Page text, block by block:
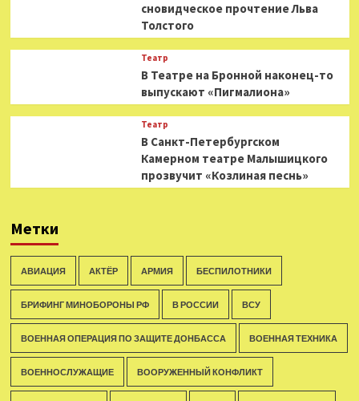
сновидческое прочтение Льва
Толстого
Театр
В Театре на Бронной наконец-то
выпускают «Пигмалиона»
Театр
В Санкт-Петербургском
Камерном театре Малышицкого
прозвучит «Козлиная песнь»
Метки
АВИАЦИЯ АКТЁР АРМИЯ БЕСПИЛОТНИКИ
БРИФИНГ МИНОБОРОНЫ РФ В РОССИИ ВСУ
ВОЕННАЯ ОПЕРАЦИЯ ПО ЗАЩИТЕ ДОНБАССА ВОЕННАЯ ТЕХНИКА
ВОЕННОСЛУЖАЩИЕ ВООРУЖЕННЫЙ КОНФЛИКТ